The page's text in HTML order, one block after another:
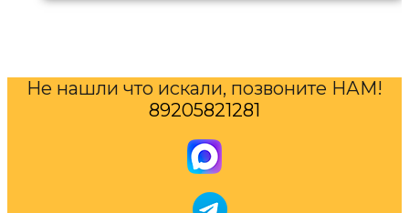
Не нашли что искали, позвоните НАМ!
89205821281